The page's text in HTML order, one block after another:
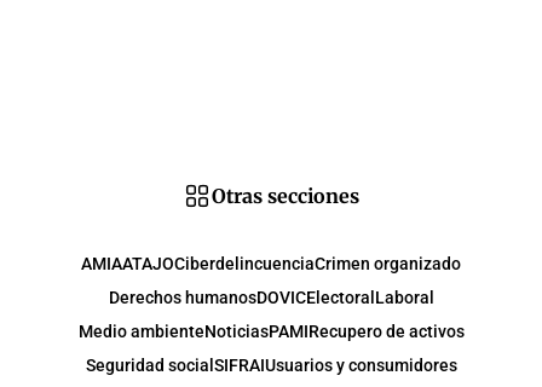
Otras secciones
AMIAATAJOCiberdelincuenciaCrimen organizado
Derechos humanosDOVICElectoral Laboral
Medio ambienteNoticiasPAMIRecupero de activos
Seguridad social SIFRAIUsuarios y consumidores